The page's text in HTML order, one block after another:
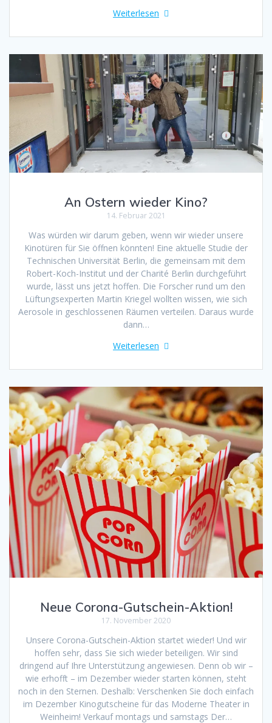
Weiterlesen
An Ostern wieder Kino?
14. Februar 2021
Was würden wir darum geben, wenn wir wieder unsere
Kinotüren für Sie öffnen könnten! Eine aktuelle Studie der
Technischen Universität Berlin, die gemeinsam mit dem
Robert-Koch-Institut und der Charité Berlin durchgeführt
wurde, lässt uns jetzt hoffen. Die Forscher rund um den
Lüftungsexperten Martin Kriegel wollten wissen, wie sich
Aerosole in geschlossenen Räumen verteilen. Daraus wurde
dann…
Weiterlesen
Neue Corona-Gutschein-Aktion!
17. November 2020
Unsere Corona-Gutschein-Aktion startet wieder! Und wir
hoffen sehr, dass Sie sich wieder beteiligen. Wir sind
dringend auf Ihre Unterstützung angewiesen. Denn ob wir –
wie erhofft – im Dezember wieder starten können, steht
noch in den Sternen. Deshalb: Verschenken Sie doch einfach
im Dezember Kinogutscheine für das Moderne Theater in
Weinheim! Verkauf montags und samstags Der…